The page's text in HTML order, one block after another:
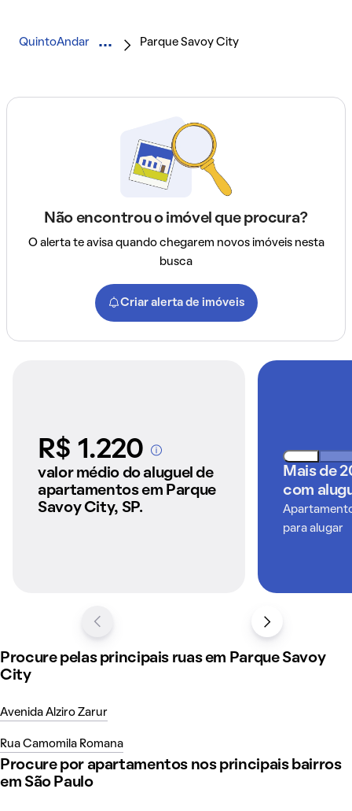
QuintoAndar Parque Savoy City
Não encontrou o imóvel que procura?
O alerta te avisa quando chegarem novos imóveis nesta
busca
Criar alerta de imóveis
R$ 1.220A partir dos imóveis
anunciados pelo
QuintoAndar
valor médio do aluguel de
apartamentos em Parque
Savoy City, SP.
Mais de
com
para alugar
Procure pelas principais ruas em Parque Savoy
City
Avenida Alziro Zarur
Rua Camomila Romana
Procure por apartamentos nos principais bairros
em São Paulo